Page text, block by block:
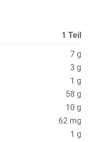
1 Teil
7 g
3 g
1 g
58 g
10 g
62 mg
1 g